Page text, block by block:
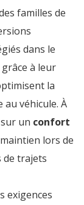
familles de
dans le
à leur
la
véhicule. À
un confort
lors de
de trajets
exigences